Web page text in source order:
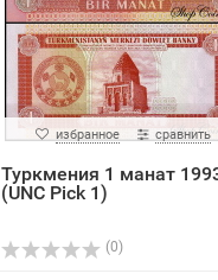
избранное сравнить
Туркмения 1 манат
(UNC Pick 1)
(0)